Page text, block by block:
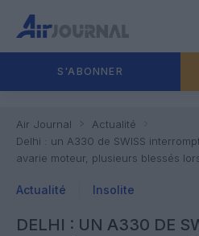
S'ABONNER
Air Journal
Actualité
Delhi : un A330 de SWISS
avarie moteur, plusieurs blessés
Actualité Insolite
DELHI : UN A330 DE